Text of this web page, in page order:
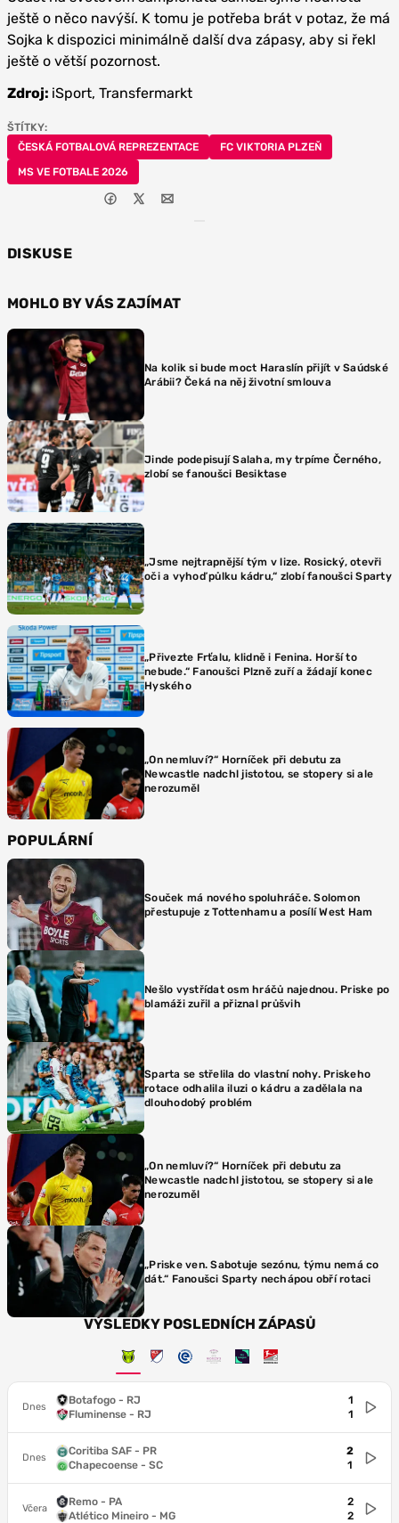
ještě o něco navýší. K tomu je potřeba brát v potaz, že má
Sojka k dispozici minimálně další dva zápasy, aby si řekl
ještě o větší pozornost.
Zdroj: iSport, Transfermarkt
ŠTÍTKY:
ČESKÁ FOTBALOVÁ REPREZENTACE
FC VIKTORIA PLZEŇ
MS VE FOTBALE 2026
DISKUSE
MOHLO BY VÁS ZAJÍMAT
Na kolik si bude moct Haraslín přijít v Saúdské
Arábii? Čeká na něj životní smlouva
Jinde podepisují Salaha, my trpíme Černého,
zlobí se fanoušci Besiktase
„Jsme nejtrapnější tým v lize. Rosický, otevři
oči a vyhoď půlku kádru,“ zlobí fanoušci Sparty
„Přivezte Frťalu, klidně i Fenina. Horší to
nebude.“ Fanoušci Plzně zuří a žádají konec
Hyského
„On nemluví?“ Horníček při debutu za
Newcastle nadchl jistotou, se stopery si ale
nerozuměl
POPULÁRNÍ
Souček má nového spoluhráče. Solomon
přestupuje z Tottenhamu a posílí West Ham
Nešlo vystřídat osm hráčů najednou. Priske po
blamáži zuřil a přiznal průšvih
Sparta se střelila do vlastní nohy. Priskeho
rotace odhalila iluzi o kádru a zadělala na
dlouhodobý problém
„On nemluví?“ Horníček při debutu za
Newcastle nadchl jistotou, se stopery si ale
nerozuměl
„Priske ven. Sabotuje sezónu, týmu nemá co
dát.“ Fanoušci Sparty nechápou obří rotaci
VÝSLEDKY POSLEDNÍCH ZÁPASŮ
Dnes
Botafogo - RJ
Fluminense - RJ
1
1
Dnes
Coritiba SAF - PR
Chapecoense - SC
2
1
Včera
Remo - PA
Atlético Mineiro - MG
2
2